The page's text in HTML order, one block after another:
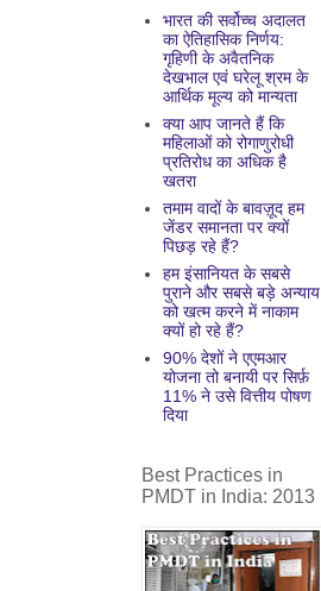
भारत की सर्वोच्च अदालत
का ऐतिहासिक निर्णय:
गृहिणी के अवैतनिक
देखभाल एवं घरेलू श्रम के
आर्थिक मूल्य को मान्यता
क्या आप जानते हैं कि
महिलाओं को रोगाणुरोधी
प्रतिरोध का अधिक है
खतरा
तमाम वादों के बावज़ूद हम
जेंडर समानता पर क्यों
पिछड़ रहे हैं?
हम इंसानियत के सबसे
पुराने और सबसे बड़े अन्याय
को खत्म करने में नाकाम
क्यों हो रहे हैं?
90% देशों ने एएमआर
योजना तो बनायी पर सिर्फ़
11% ने उसे वित्तीय पोषण
दिया
Best Practices in
PMDT in India: 2013